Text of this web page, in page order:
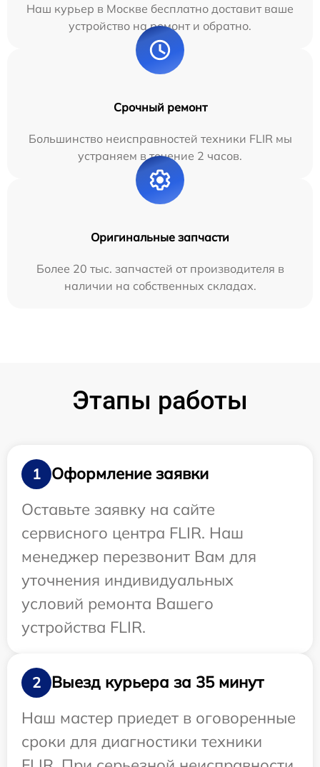
Наш курьер в Москве бесплатно доставит ваше
устройство на ремонт и обратно.
Срочный ремонт
Большинство неисправностей техники FLIR мы
устраняем в течение 2 часов.
Оригинальные запчасти
Более 20 тыс. запчастей от производителя в
наличии на собственных складах.
Этапы работы
1
Оформление заявки
Оставьте заявку на сайте
сервисного центра FLIR. Наш
менеджер перезвонит Вам для
уточнения индивидуальных
условий ремонта Вашего
устройства FLIR.
2
Выезд курьера за 35 минут
Наш мастер приедет в оговоренные
сроки для диагностики техники